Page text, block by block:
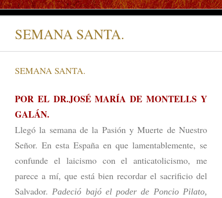
SEMANA SANTA.
SEMANA SANTA.
POR EL DR.JOSÉ MARÍA DE MONTELLS Y
GALÁN.
Llegó la semana de la Pasión y Muerte de Nuestro
Señor. En esta España en que lamentablemente, se
confunde el laicismo con el anticatolicismo, me
parece a mí, que está bien recordar el sacrificio del
Salvador.Padeció bajó el poder de Poncio Pilato,